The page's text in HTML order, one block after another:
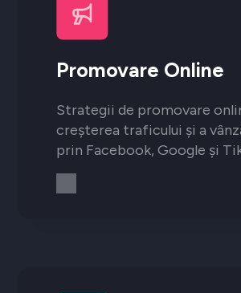
Promovare Online
Strategii de promovare
creșterea traficului și a
prin Facebook, Google și